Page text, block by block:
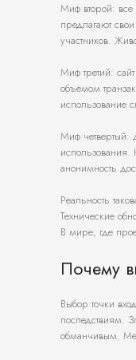
Миф второй:
предлагают
участников.
Миф третий:
объёмом
использование
Миф четвертый:
использования.
анонимность
Реальность
Технические
В мире, где
Почему
Выбор точки
последствиям.
обманчивым.